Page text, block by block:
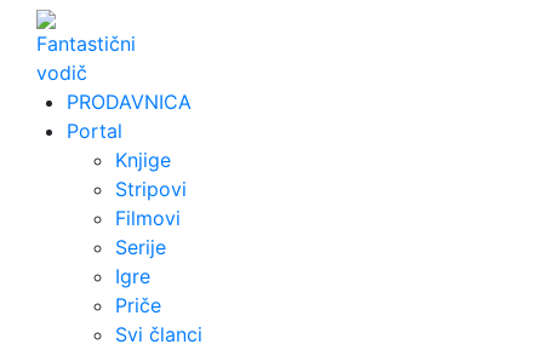
Skip
content
PRODAVNICA
Portal
Knjige
Stripovi
Filmovi
Serije
Igre
Priče
Svi članci